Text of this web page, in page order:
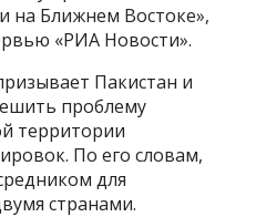
на Ближнем Востоке»,
«РИА Новости».
Пакистан и
проблему
территории
По его словам,
для
странами.